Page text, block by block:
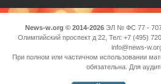
News-w.org © 2014-2026ЭЛ № ФС 77 -
Олимпийский проспект д 22, Тел: +7 (495)
info@news-
При полном или частичном использовании
обязательна. Для